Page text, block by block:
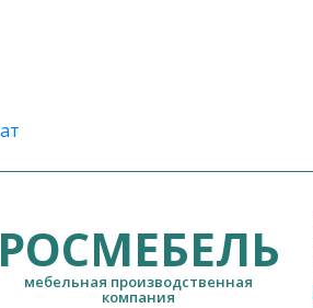
РОСМЕБЕЛЬ
мебельная производственная
компания